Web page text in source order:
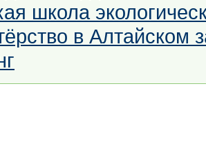
школа
в Алтайском